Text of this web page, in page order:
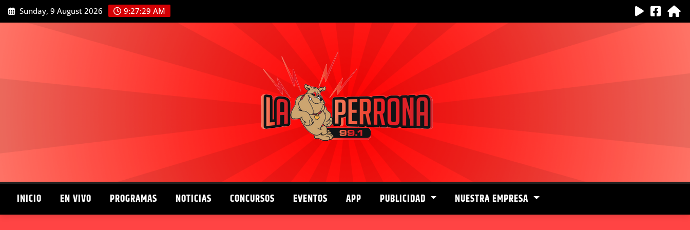
Skip
to
Sunday, 9 August 2026 9:27:30 AM
INICIO EN VIVO PROGRAMAS NOTICIAS CONCURSOS EVENTOS APP PUBLICIDAD NUESTRA EMPRESA